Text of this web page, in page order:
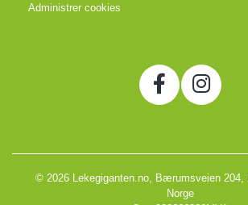
Administrer cookies
© 2026 Lekegiganten.no, Bærumsveien 204,
Norge